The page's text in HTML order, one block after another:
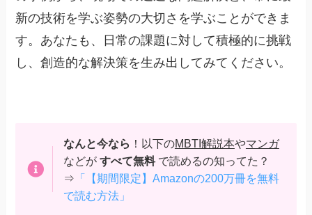
新の技術を学ぶ姿勢の大切さを学ぶことができま
す。あなたも、日常の課題に対して積極的に挑戦
し、創造的な解決策を生み出してみてください。
なんと今なら ！以下のMBTI解説本やマンガ
などが すべて無料で読めるの知ってた？
⇒ 「【期間限定】Amazonの200万冊を無料
で読む方法」